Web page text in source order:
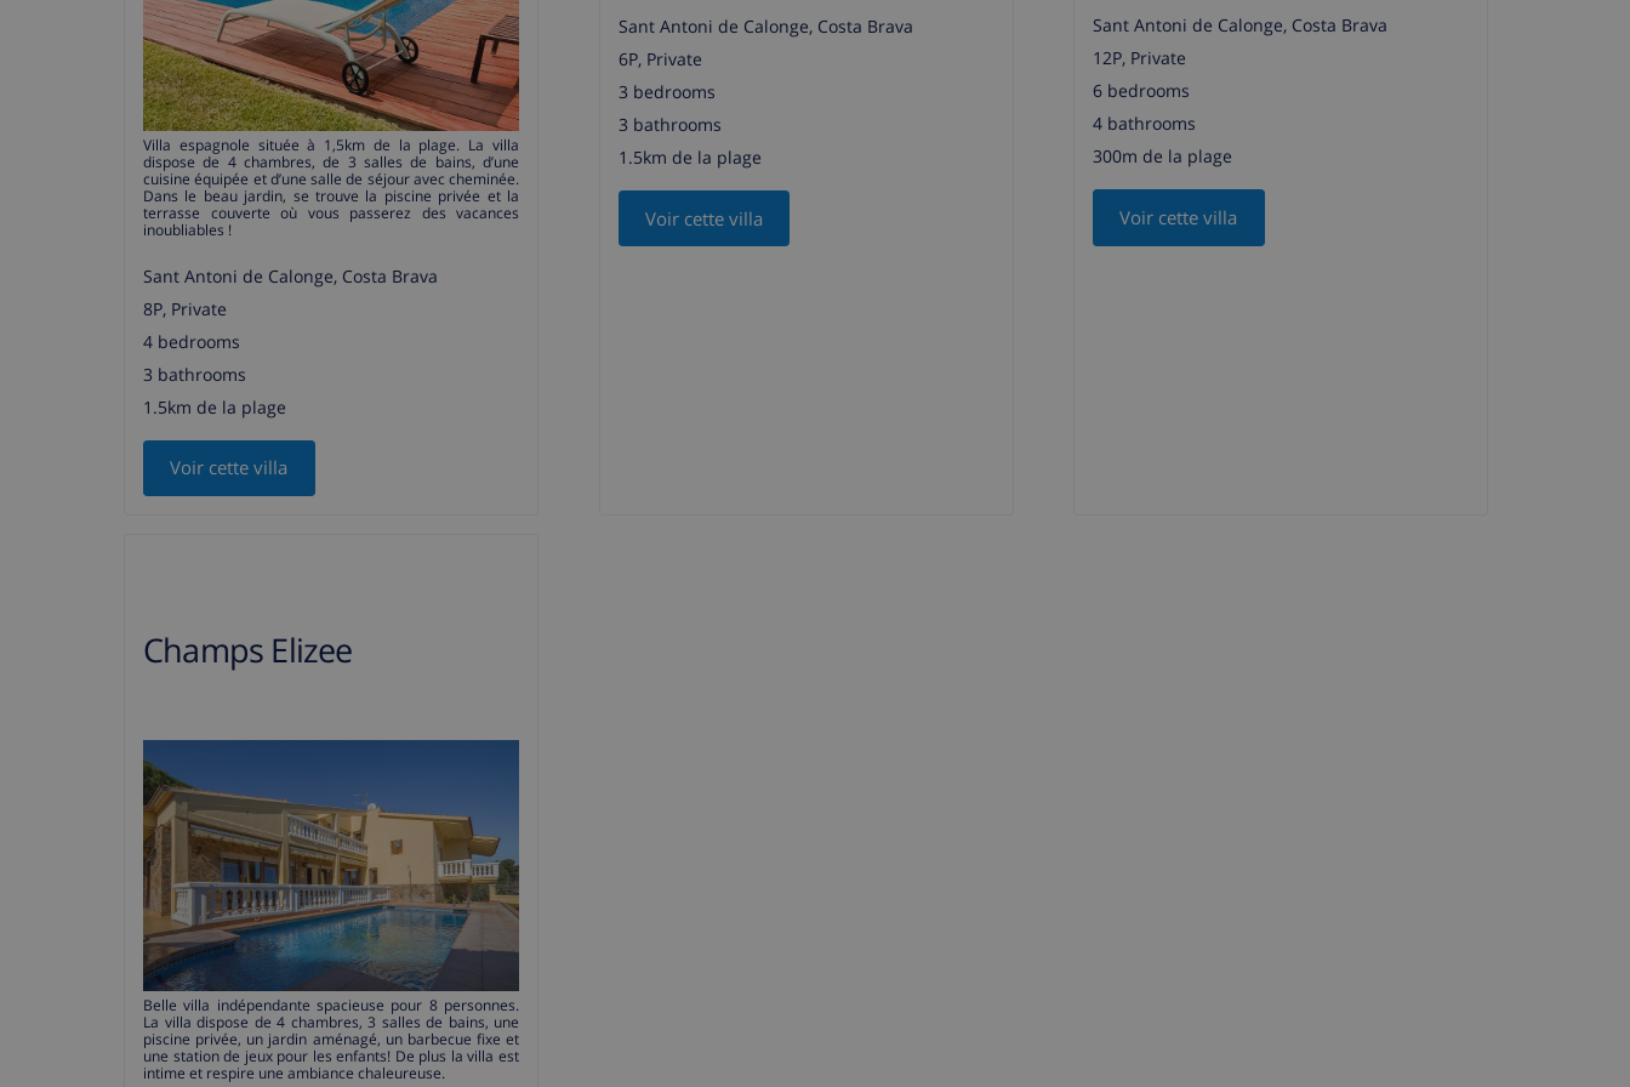
Villa espagnole située à 1,5km de la plage. La villa
dispose de 4 chambres, de 3 salles de bains, d’une
cuisine équipée et d’une salle de séjour avec cheminée.
Dans le beau jardin, se trouve la piscine privée et la
terrasse couverte où vous passerez des vacances
inoubliables !
Sant Antoni de Calonge, Costa Brava
8P, Private
4 bedrooms
3 bathrooms
1.5km de la plage
Voir cette villa
Sant Antoni de Calonge, Costa Brava
6P, Private
3 bedrooms
3 bathrooms
1.5km de la plage
Voir cette villa
Sant Antoni de Calonge, Costa Brava
12P, Private
6 bedrooms
4 bathrooms
300m de la plage
Voir cette villa
Champs Elizee
Belle villa indépendante spacieuse pour 8 personnes.
La villa dispose de 4 chambres, 3 salles de bains, une
piscine privée, un jardin aménagé, un barbecue fixe et
une station de jeux pour les enfants! De plus la villa est
intime et respire une ambiance chaleureuse.